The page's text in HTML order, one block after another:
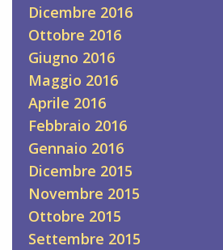
Dicembre 2016
Ottobre 2016
Giugno 2016
Maggio 2016
Aprile 2016
Febbraio 2016
Gennaio 2016
Dicembre 2015
Novembre 2015
Ottobre 2015
Settembre 2015